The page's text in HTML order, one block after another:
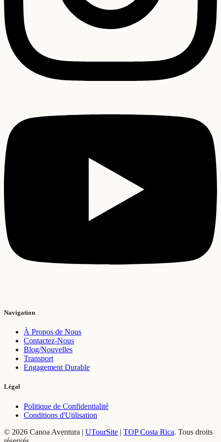
Navigation
À Propos de Nous
Contactez-Nous
Blog/Nouvelles
Transport
Engagement Durable
Légal
Politique de Confidentialité
Conditions d'Utilisation
© 2026 Canoa Aventura | UTourSite | TOP Costa Rica. Tous droits